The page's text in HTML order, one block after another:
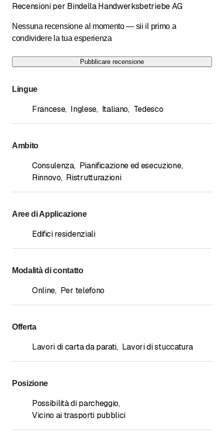
Recensioni per Bindella Handwerksbetriebe AG
Nessuna recensione al momento — sii il primo a
condividere la tua esperienza
Pubblicare recensione
Lingue
Francese, Inglese, Italiano, Tedesco
Ambito
Consulenza, Pianificazione ed esecuzione,
Rinnovo, Ristrutturazioni
Aree di Applicazione
Edifici residenziali
Modalità di contatto
Online, Per telefono
Offerta
Lavori di carta da parati, Lavori di stuccatura
Posizione
Possibilità di parcheggio,
Vicino ai trasporti pubblici